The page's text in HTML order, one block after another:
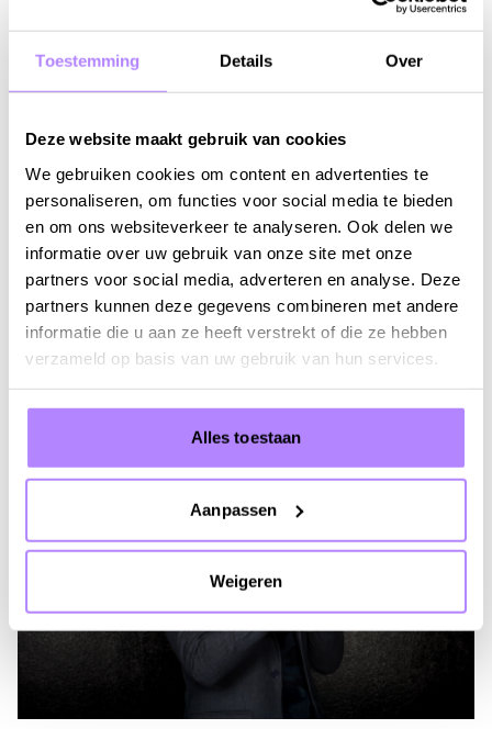
Toestemming Details Over
Deze website maakt gebruik van cookies
We gebruiken cookies om content en advertenties te
personaliseren, om functies voor social media te bieden
en om ons websiteverkeer te analyseren. Ook delen we
informatie over uw gebruik van onze site met onze
partners voor social media, adverteren en analyse. Deze
partners kunnen deze gegevens combineren met andere
informatie die u aan ze heeft verstrekt of die ze hebben
verzameld op basis van uw gebruik van hun services.
Alles toestaan
Aanpassen
Weigeren
VR 11 SEPTEMBER 2026 - 20:15
Hiromi & Metropole Orkest
Info & tickets